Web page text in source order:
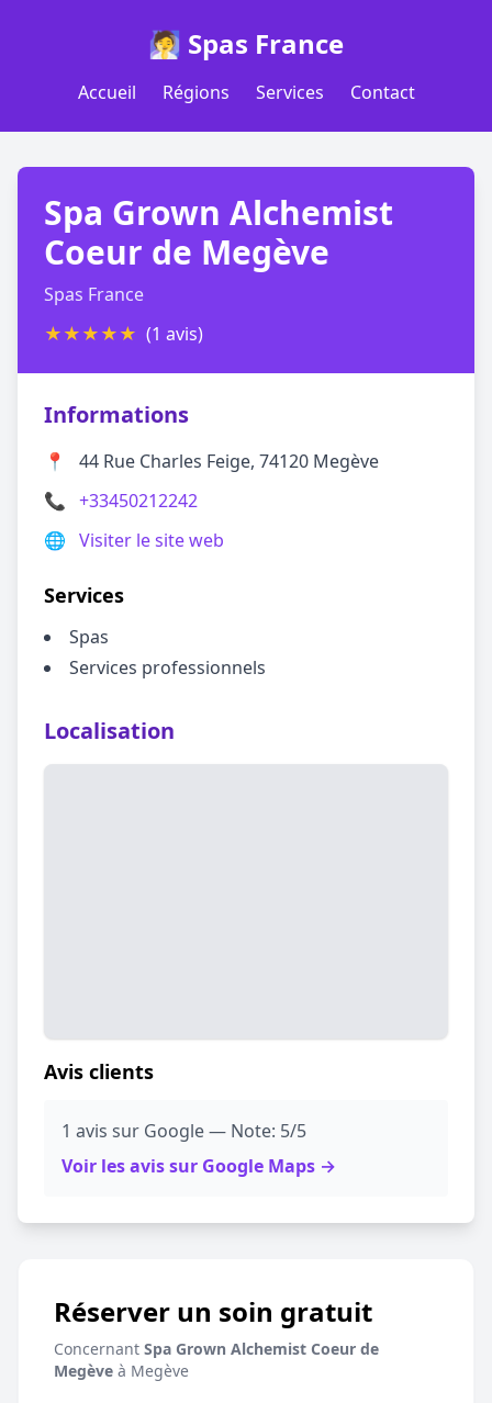
🧖 Spas France
Accueil Régions Services Contact
Spa Grown Alchemist
Coeur de Megève
Spas France
★★★★★ (1 avis)
Informations
📍
44 Rue Charles Feige, 74120 Megève
📞 +33450212242
🌐 Visiter le site web
Services
Spas
Services professionnels
Localisation
Avis clients
1 avis sur Google — Note: 5/5
Voir les avis sur Google Maps →
Réserver un soin gratuit
Concernant Spa Grown Alchemist Coeur de
Megève à Megève